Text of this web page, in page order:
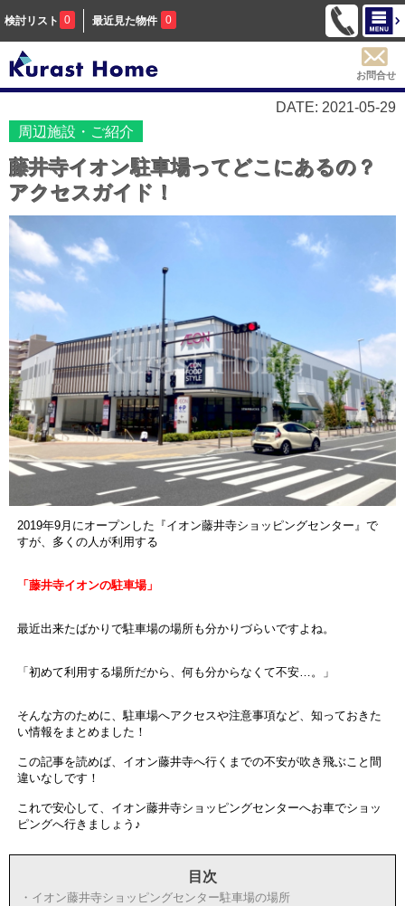
検討リスト 0 最近見た物件 0
お問合せ
DATE: 2021-05-29
周辺施設・ご紹介
藤井寺イオン駐車場ってどこにあるの？
アクセスガイド！
2019年9月にオープンした『イオン藤井寺ショッピングセンター』で
すが、多くの人が利用する
「藤井寺イオンの駐車場」
最近出来たばかりで駐車場の場所も分かりづらいですよね。
「初めて利用する場所だから、何も分からなくて不安…。」
そんな方のために、駐車場へアクセスや注意事項など、知っておきた
い情報をまとめました！
この記事を読めば、イオン藤井寺へ行くまでの不安が吹き飛ぶこと間
違いなしです！
これで安心して、イオン藤井寺ショッピングセンターへお車でショッ
ピングへ行きましょう♪
目次
・イオン藤井寺ショッピングセンター駐車場の場所